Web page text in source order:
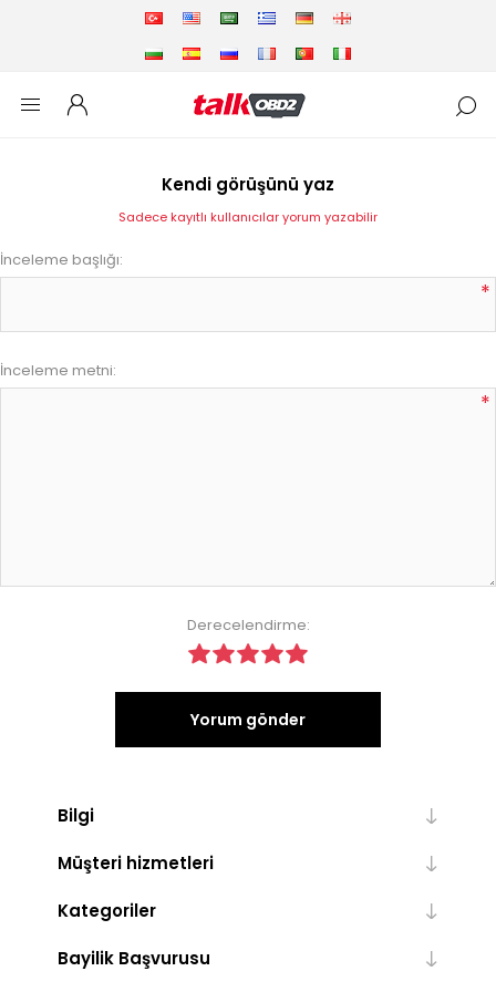
Kendi görüşünü yaz
Sadece kayıtlı kullanıcılar yorum yazabilir
İnceleme başlığı:
*
İnceleme metni:
*
Derecelendirme:
Yorum gönder
Bilgi
Müşteri hizmetleri
Kategoriler
Bayilik Başvurusu